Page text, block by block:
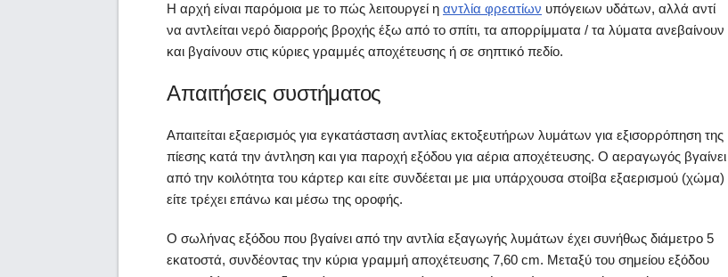
Η αρχή είναι παρόμοια με το πώς λειτουργεί η αντλία φρεατίων υπόγειων υδάτων, αλλά αντί
να αντλείται νερό διαρροής βροχής έξω από το σπίτι, τα απορρίμματα / τα λύματα ανεβαίνουν
και βγαίνουν στις κύριες γραμμές αποχέτευσης ή σε σηπτικό πεδίο.
Απαιτήσεις συστήματος
Απαιτείται εξαερισμός για εγκατάσταση αντλίας εκτοξευτήρων λυμάτων για εξισορρόπηση της
πίεσης κατά την άντληση και για παροχή εξόδου για αέρια αποχέτευσης. Ο αεραγωγός βγαίνει
από την κοιλότητα του κάρτερ και είτε συνδέεται με μια υπάρχουσα στοίβα εξαερισμού (χώμα)
είτε τρέχει επάνω και μέσω της οροφής.
Ο σωλήνας εξόδου που βγαίνει από την αντλία εξαγωγής λυμάτων έχει συνήθως διάμετρο 5
εκατοστά, συνδέοντας την κύρια γραμμή αποχέτευσης 7,60 cm. Μεταξύ του σημείου εξόδου